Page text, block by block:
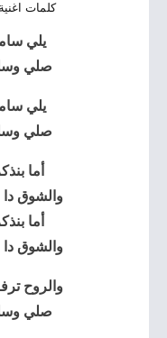
كلمات
يلي
صلي
يلي
صلي
أما
والشوق دا
أما
والشوق دا
والروح
صلي